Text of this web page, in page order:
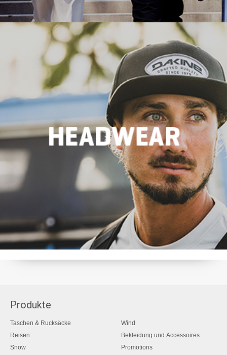
Produkte
Taschen & Rucksäcke
Reisen
Snow
Wind
Bekleidung und Accessoires
Promotions